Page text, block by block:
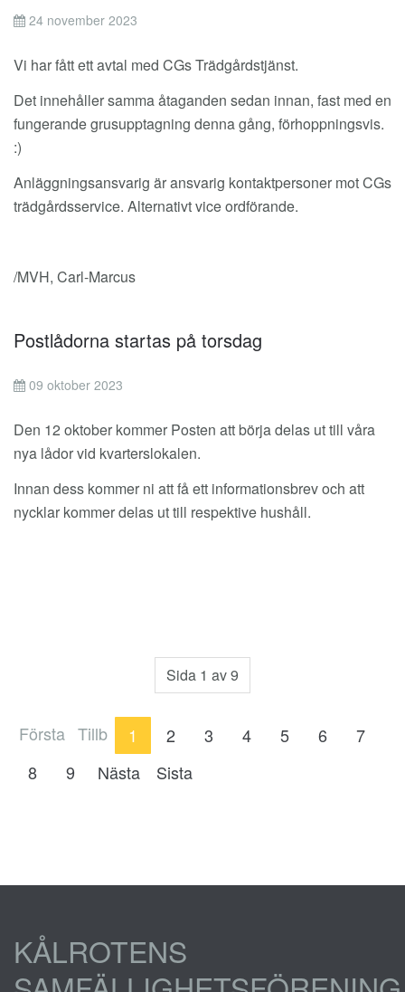
24 november 2023
Vi har fått ett avtal med CGs Trädgårdstjänst.
Det innehåller samma åtaganden sedan innan, fast med en
fungerande grusupptagning denna gång, förhoppningsvis.
:)
Anläggningsansvarig är ansvarig kontaktpersoner mot CGs
trädgårdsservice. Alternativt vice ordförande.
/MVH, Carl-Marcus
Postlådorna startas på torsdag
09 oktober 2023
Den 12 oktober kommer Posten att börja delas ut till våra
nya lådor vid kvarterslokalen.
Innan dess kommer ni att få ett informationsbrev och att
nycklar kommer delas ut till respektive hushåll.
Sida 1 av 9
Första Tillb 1 2 3 4 5 6
7
8
9 Nästa Sista
KÅLROTENS